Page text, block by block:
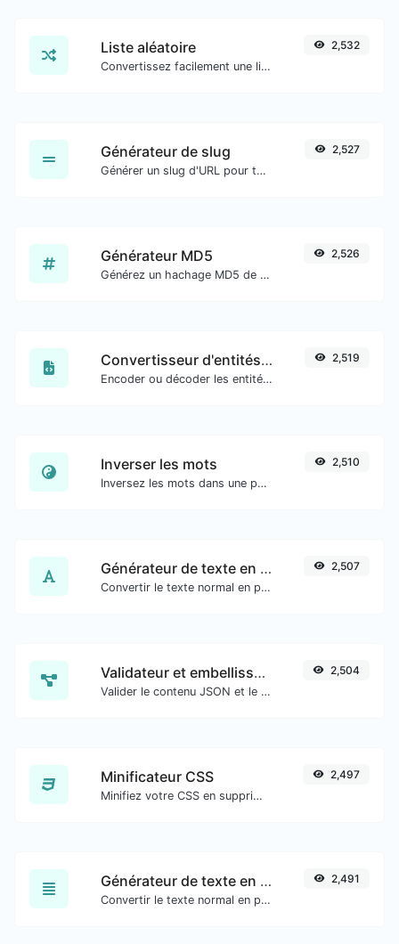
Liste aléatoire
Convertissez facilement une liste de texte donné en une liste aléatoire.
2,532
Générateur de slug
Générer un slug d'URL pour toute entrée de chaîne.
2,527
Générateur MD5
Générez un hachage MD5 de 32 caractères de longueur pour toute entrée de chaîne.
2,526
Convertisseur d'entités HTML
Encoder ou décoder les entités HTML pour toute entrée donnée.
2,519
Inverser les mots
Inversez les mots dans une phrase ou un paragraphe donné avec facilité.
2,510
Générateur de texte en vieil anglais
Convertir le texte normal en police de caractères anglaise ancienne.
2,507
Validateur et embellisseur JSON
Valider le contenu JSON et le rendre présentable.
2,504
Minificateur CSS
Minifiez votre CSS en supprimant tous les caractères inutiles.
2,497
Générateur de texte en cursive
Convertir le texte normal en police cursive.
2,491